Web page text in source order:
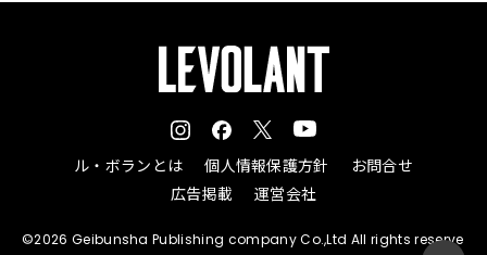
ル・ボランとは 個人情報保護方針
お問合せ
広告掲載
運営会社
©2026 Geibunsha Publishing company Co.,Ltd All rights reserve